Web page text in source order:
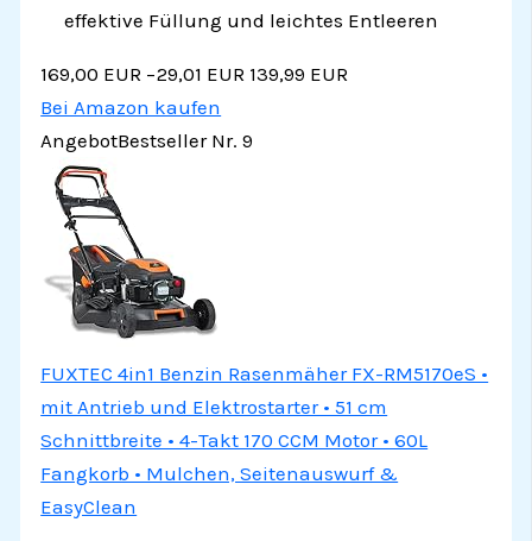
effektive Füllung und leichtes Entleeren
169,00 EUR −29,01 EUR 139,99 EUR
Bei Amazon kaufen
AngebotBestseller Nr. 9
FUXTEC 4in1 Benzin Rasenmäher FX-RM5170eS •
mit Antrieb und Elektrostarter • 51 cm
Schnittbreite • 4-Takt 170 CCM Motor • 60L
Fangkorb • Mulchen, Seitenauswurf &
EasyClean